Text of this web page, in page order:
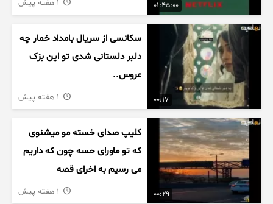
01:45:00
00:17
سکانسی از سریال بامداد خمار چه
دلبر دلستانی شدی تو این بزک
عروس..
00:29
کلیپ صدای خسته مو میشنوی
که تو ماورای حسه چون که داریم
می رسیم به اخرای قصه